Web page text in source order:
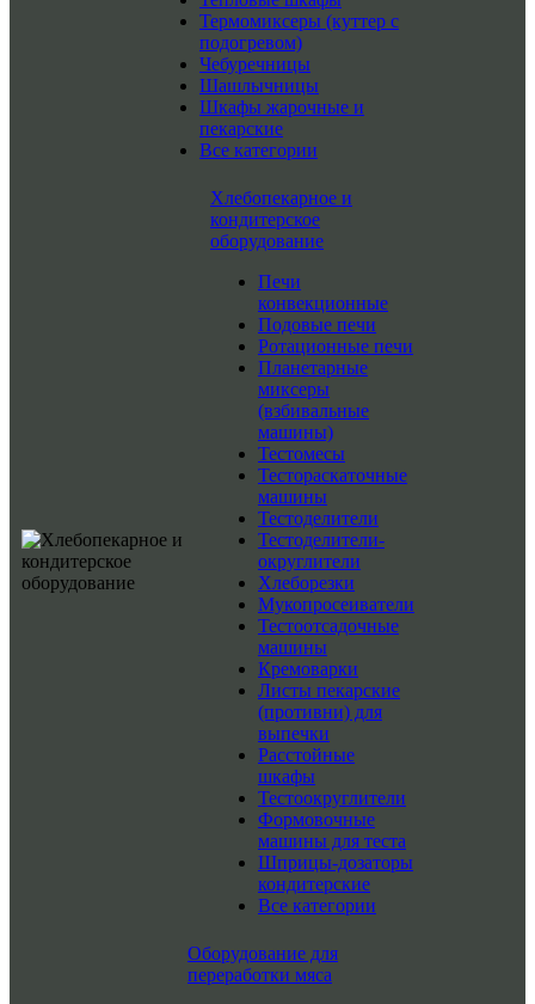
Термомиксеры (куттер с
подогревом)
Чебуречницы
Шашлычницы
Шкафы жарочные и
пекарские
Все категории
Хлебопекарное и
кондитерское
оборудование
Печи
конвекционные
Подовые печи
Ротационные печи
Планетарные
миксеры
(взбивальные
машины)
Тестомесы
Тестораскаточные
машины
Тестоделители
Тестоделители-
округлители
Хлеборезки
Мукопросеиватели
Тестоотсадочные
машины
Кремоварки
Листы пекарские
(противни) для
выпечки
Расстойные
шкафы
Тестоокруглители
Формовочные
машины для теста
Шприцы-дозаторы
кондитерские
Все категории
Оборудование для
переработки мяса